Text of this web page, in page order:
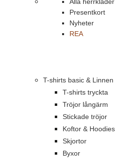
Presentkort
Nyheter
REA
T-shirts basic & Linnen
T-shirts tryckta
Tröjor långärm
Stickade tröjor
Koftor & Hoodies
Skjortor
Byxor